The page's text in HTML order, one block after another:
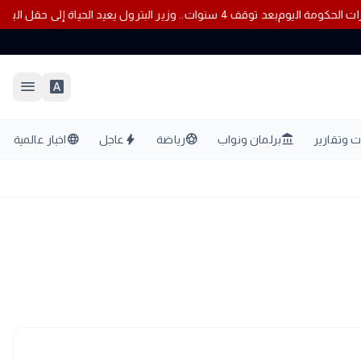
الحكومة اليومبعد توقف 4 سنوات.. وزير البترول يعيد الحياة إلى حقل البركة في أسوان
font_download
menu
وتقارير account_balanceبرلمان ونواب sports_soccerرياضة bolt عاجل languageاخبار عالمية